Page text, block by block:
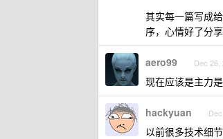
其实每一篇写成
序，心情好了分
aero99 Dec 26,
现在应该是主力
hackyuan
以前很多技术细